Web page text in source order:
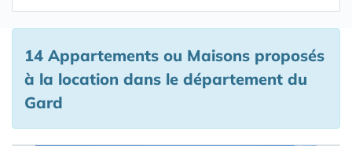
14 Appartements ou Maisons proposés
à la location dans le département du
Gard